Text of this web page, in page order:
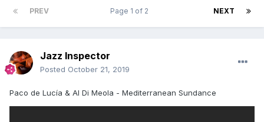
PREV NEXT
Page 1 of 2
Jazz Inspector
Posted October 21, 2019
Paco de Lucía & Al Di Meola - Mediterranean Sundance